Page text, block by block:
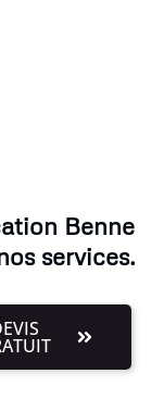
Benne
services.